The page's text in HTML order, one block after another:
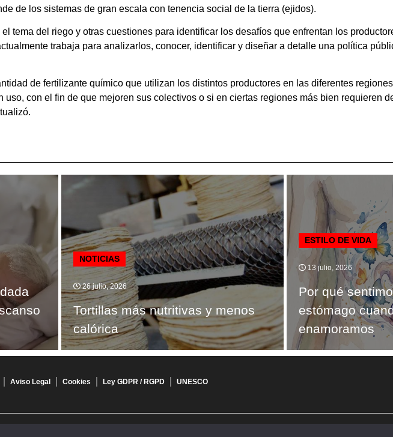
de los sistemas de gran escala con tenencia social de la tierra (ejidos).
tema del riego y otras cuestiones para identificar los desafíos que enfrentan los
trabaja para analizarlos, conocer, identificar y diseñar a detalle una política
de fertilizante químico que utilizan los distintos productores en las diferentes
uso, con el fin de que mejoren sus colectivos o si en ciertas regiones más bien requieren
NOTICIAS
26 julio, 2026
Tortillas más nutritivas y menos
calórica
ESTILO DE VIDA
13 julio, 2026
Por qué
estómago
enamoramos
Aviso Legal Cookies Ley GDPR / RGPD UNESCO